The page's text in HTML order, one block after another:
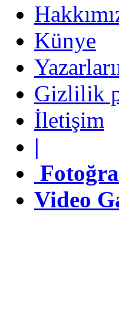
Künye
Yazarlarımız
Gizlilik politikası
İletişim
Fotoğraf Galeri
Video Galeri
Künye
Gizlilik
İletişim
|
Video